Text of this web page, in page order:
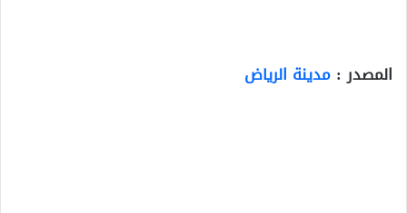
المصدر : مدينة الرياض